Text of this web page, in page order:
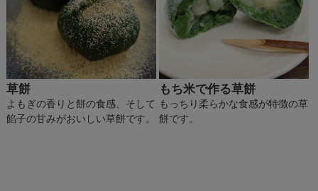
草餅
よもぎの香りと餅の食感、そして
餡子の甘みがおいしい草餅です。
もち米で作る草餅
もっちり柔らかな食感が特徴の草
餅です。